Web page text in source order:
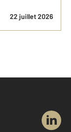
22 juillet 2026